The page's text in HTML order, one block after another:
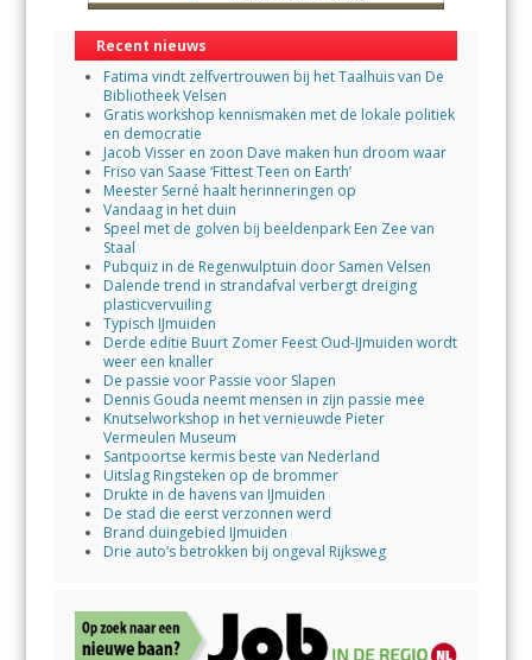
Recent nieuws
Fatima vindt zelfvertrouwen bij het Taalhuis van De
Bibliotheek Velsen
Gratis workshop kennismaken met de lokale politiek
en democratie
Jacob Visser en zoon Dave maken hun droom waar
Friso van Saase ‘Fittest Teen on Earth’
Meester Serné haalt herinneringen op
Vandaag in het duin
Speel met de golven bij beeldenpark Een Zee van
Staal
Pubquiz in de Regenwulptuin door Samen Velsen
Dalende trend in strandafval verbergt dreiging
plasticvervuiling
Typisch IJmuiden
Derde editie Buurt Zomer Feest Oud-IJmuiden wordt
weer een knaller
De passie voor Passie voor Slapen
Dennis Gouda neemt mensen in zijn passie mee
Knutselworkshop in het vernieuwde Pieter
Vermeulen Museum
Santpoortse kermis beste van Nederland
Uitslag Ringsteken op de brommer
Drukte in de havens van IJmuiden
De stad die eerst verzonnen werd
Brand duingebied IJmuiden
Drie auto’s betrokken bij ongeval Rijksweg